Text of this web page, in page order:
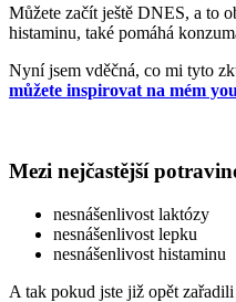
Můžete začít ještě DNES, a to
histaminu, také pomáhá
Nyní jsem vděčná, co mi tyto
můžete inspirovat na mém
Mezi nejčastější
nesnášenlivost laktózy
nesnášenlivost lepku
nesnášenlivost histaminu
A tak pokud jste již opět